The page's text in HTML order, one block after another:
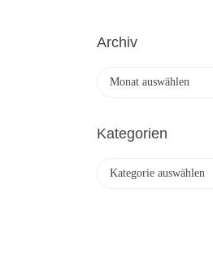
Archiv
h
Kategorien